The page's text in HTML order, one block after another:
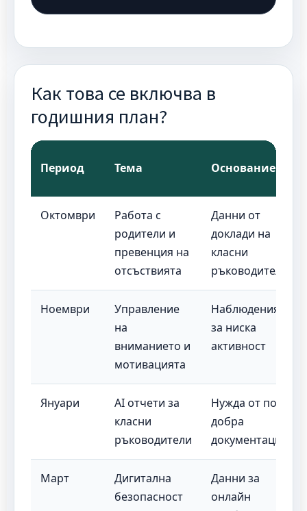
Как това се включва в
годишния план?
Период Тема Основание
Октомври
Работа с
родители и
превенция на
отсъствията
Данни от
доклади на
класни
ръководители
Ноември
Управление
на
вниманието и
мотивацията
Наблюдения
за ниска
активност
Януари
AI отчети за
класни
ръководители
Нужда от по-
добра
документация
Март
Дигитална
безопасност
Данни за
онлайн